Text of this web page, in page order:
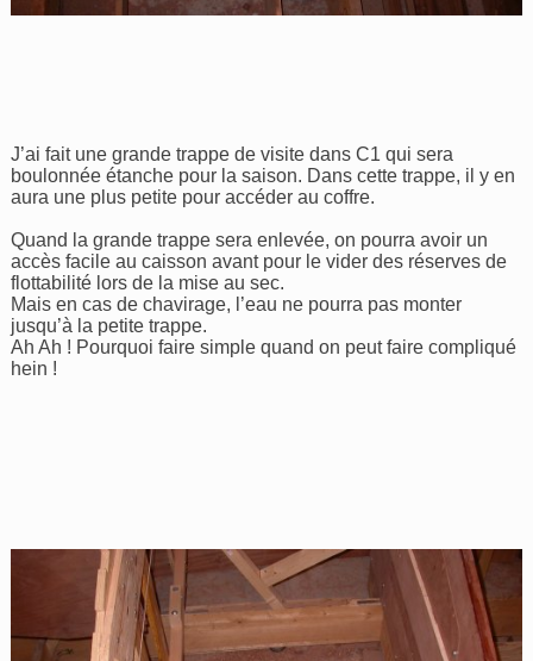
J’ai fait une grande trappe de visite dans C1 qui sera
boulonnée étanche pour la saison. Dans cette trappe, il y en
aura une plus petite pour accéder au coffre.
Quand la grande trappe sera enlevée, on pourra avoir un
accès facile au caisson avant pour le vider des réserves de
flottabilité lors de la mise au sec.
Mais en cas de chavirage, l’eau ne pourra pas monter
jusqu’à la petite trappe.
Ah Ah ! Pourquoi faire simple quand on peut faire compliqué
hein !